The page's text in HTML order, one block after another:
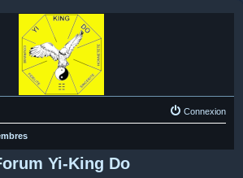
Connexion
Yi-King Do